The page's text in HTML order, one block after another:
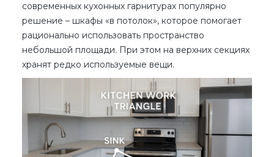
современных кухонных гарнитурах популярно
решение – шкафы «в потолок», которое помогает
рационально использовать пространство
небольшой площади. При этом на верхних секциях
хранят редко используемые вещи.